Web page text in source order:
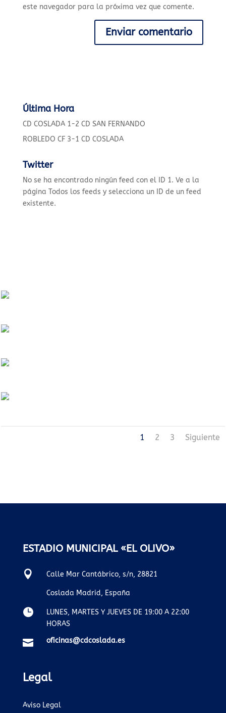
este navegador para la próxima vez que comente.
Última Hora
CD COSLADA 1-2 CD SAN FERNANDO
ROBLEDO CF 3-1 CD COSLADA
Twitter
No se ha encontrado ningún feed con el ID 1. Ve a la
página Todos los feeds y selecciona un ID de un feed
existente.
1 2 3 Siguiente
ESTADIO MUNICIPAL «EL OLIVO»
 Calle Mar Cantábrico, s/n, 28821
Coslada Madrid, España

LUNES, MARTES Y JUEVES DE 19:00 A 22:00
HORAS
 oficinas@cdcoslada.es
Legal
Aviso Legal